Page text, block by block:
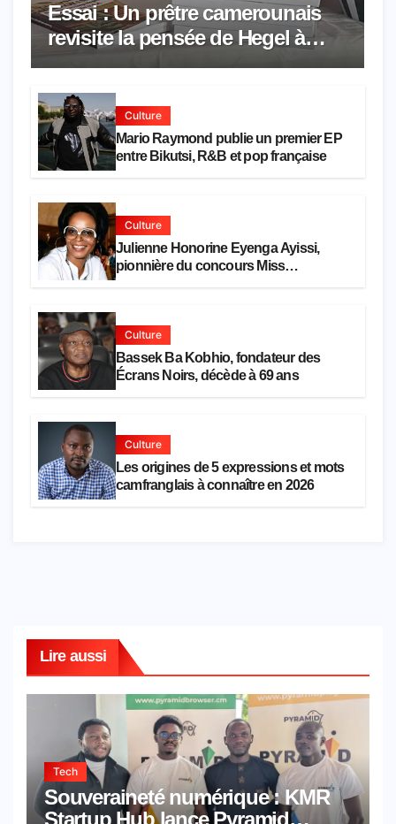
Essai : Un prêtre camerounais
revisite la pensée de Hegel à
travers le rêve américain
Culture
Mario Raymond publie un premier EP
entre Bikutsi, R&B et pop française
Culture
Julienne Honorine Eyenga Ayissi,
pionnière du concours Miss
Culture
Bassek Ba Kobhio, fondateur des
Écrans Noirs, décède à 69 ans
Culture
Les origines de 5 expressions et mots
camfranglais à connaître en 2026
Lire aussi
Tech
Souveraineté numérique : KMR